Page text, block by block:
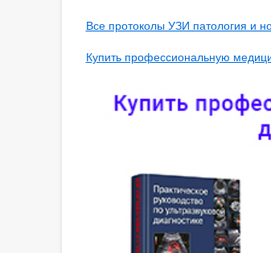
Все протоколы УЗИ патология и
Купить профессиональную